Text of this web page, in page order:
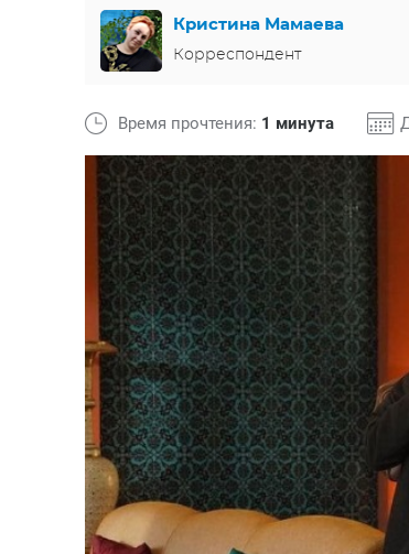
Кристина Мамаева
Корреспондент
Время прочтения: 1 минута